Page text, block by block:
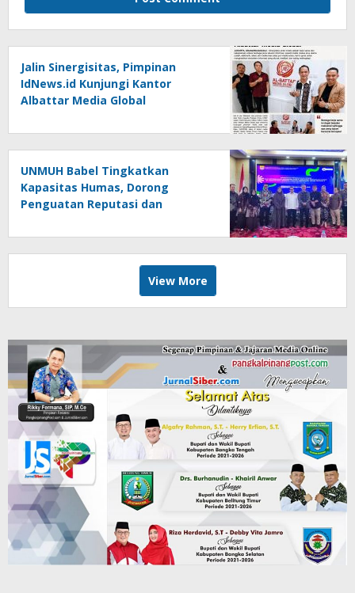
Jalin Sinergisitas, Pimpinan
IdNews.id Kunjungi Kantor
Albattar Media Global
UNMUH Babel Tingkatkan
Kapasitas Humas, Dorong
Penguatan Reputasi dan
View More